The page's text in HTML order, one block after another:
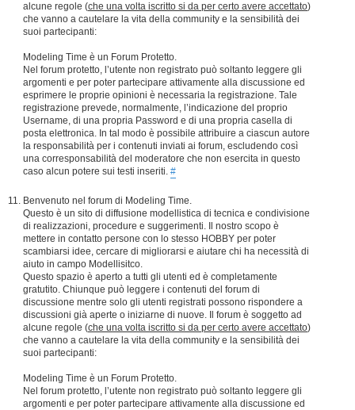
alcune regole (che una volta iscritto si da per certo avere accettato)
che vanno a cautelare la vita della community e la sensibilità dei
suoi partecipanti:
Modeling Time è un Forum Protetto.
Nel forum protetto, l’utente non registrato può soltanto leggere gli
argomenti e per poter partecipare attivamente alla discussione ed
esprimere le proprie opinioni è necessaria la registrazione. Tale
registrazione prevede, normalmente, l’indicazione del proprio
Username, di una propria Password e di una propria casella di
posta elettronica. In tal modo è possibile attribuire a ciascun autore
la responsabilità per i contenuti inviati ai forum, escludendo così
una corresponsabilità del moderatore che non esercita in questo
caso alcun potere sui testi inseriti. #
Benvenuto nel forum di Modeling Time.
Questo è un sito di diffusione modellistica di tecnica e condivisione
di realizzazioni, procedure e suggerimenti. Il nostro scopo è
mettere in contatto persone con lo stesso HOBBY per poter
scambiarsi idee, cercare di migliorarsi e aiutare chi ha necessità di
aiuto in campo Modellisitco.
Questo spazio è aperto a tutti gli utenti ed è completamente
gratutito. Chiunque può leggere i contenuti del forum di
discussione mentre solo gli utenti registrati possono rispondere a
discussioni già aperte o iniziarne di nuove. Il forum è soggetto ad
alcune regole (che una volta iscritto si da per certo avere accettato)
che vanno a cautelare la vita della community e la sensibilità dei
suoi partecipanti:
Modeling Time è un Forum Protetto.
Nel forum protetto, l’utente non registrato può soltanto leggere gli
argomenti e per poter partecipare attivamente alla discussione ed